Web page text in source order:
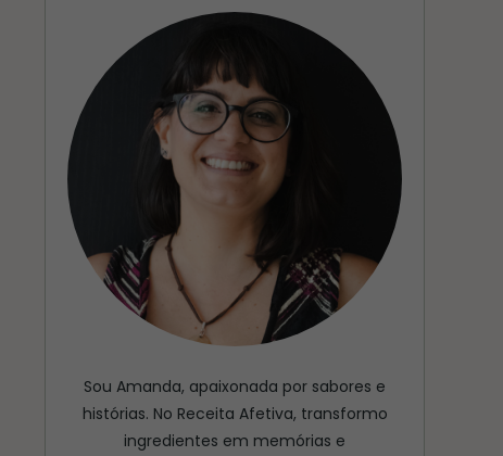
Sou Amanda, apaixonada por sabores e
histórias. No Receita Afetiva, transformo
ingredientes em memórias e